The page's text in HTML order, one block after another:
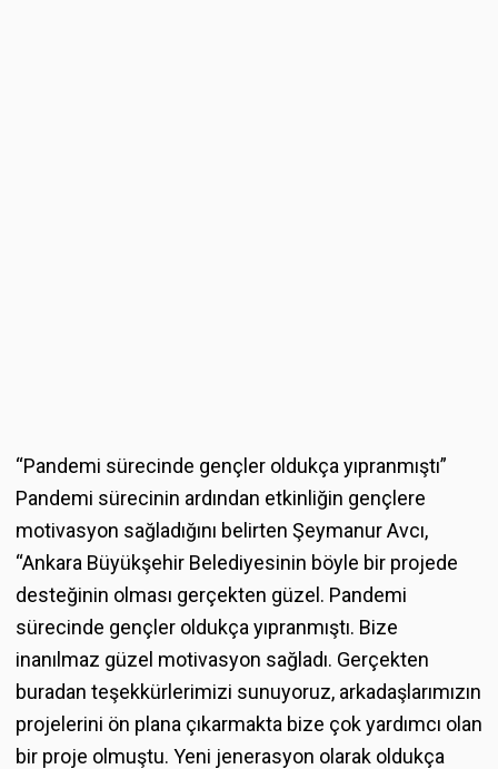
“Pandemi sürecinde gençler oldukça yıpranmıştı”
Pandemi sürecinin ardından etkinliğin gençlere
motivasyon sağladığını belirten Şeymanur Avcı,
“Ankara Büyükşehir Belediyesinin böyle bir projede
desteğinin olması gerçekten güzel. Pandemi
sürecinde gençler oldukça yıpranmıştı. Bize
inanılmaz güzel motivasyon sağladı. Gerçekten
buradan teşekkürlerimizi sunuyoruz, arkadaşlarımızın
projelerini ön plana çıkarmakta bize çok yardımcı olan
bir proje olmuştu. Yeni jenerasyon olarak oldukça